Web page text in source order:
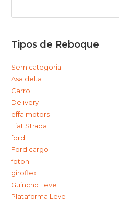
Tipos de Reboque
Sem categoria
Asa delta
Carro
Delivery
effa motors
Fiat Strada
ford
Ford cargo
foton
giroflex
Guincho Leve
Plataforma Leve